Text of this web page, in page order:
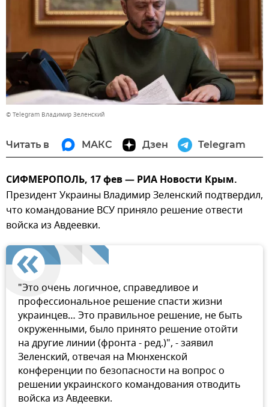
© Telegram Владимир Зеленский
Читать в МАКС Дзен Telegram
СИФМЕРОПОЛЬ, 17 фев — РИА Новости Крым.
Президент Украины Владимир Зеленский подтвердил,
что командование ВСУ приняло решение отвести
войска из Авдеевки.
"Это очень логичное, справедливое и
профессиональное решение спасти жизни
украинцев… Это правильное решение, не быть
окруженными, было принято решение отойти
на другие линии (фронта - ред.)", - заявил
Зеленский, отвечая на Мюнхенской
конференции по безопасности на вопрос о
решении украинского командования отводить
войска из Авдеевки.